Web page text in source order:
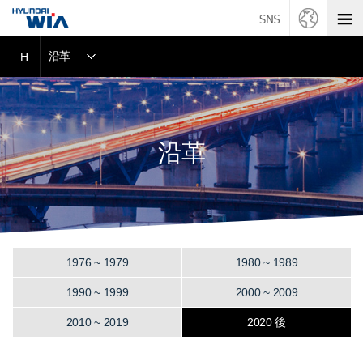
沿革
H 沿革
1976 ~ 1979 1980 ~ 1989
1990 ~ 1999 2000 ~ 2009
2010 ~ 2019 2020 後